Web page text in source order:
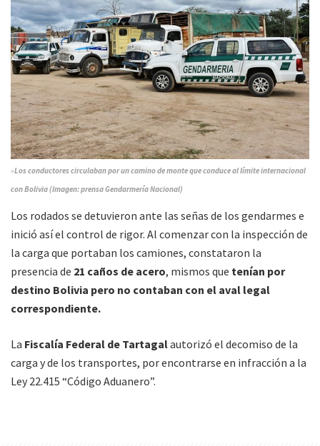
»Los conductores circulaban por un camino de monte que conduce al límite internacional
con Bolivia (Imagen: prensa Gendarmería Nacional)
Los rodados se detuvieron ante las señas de los gendarmes e
inició así el control de rigor. Al comenzar con la inspección de
la carga que portaban los camiones, constataron la
presencia de 21 caños de acero, mismos que tenían por
destino Bolivia pero no contaban con el aval legal
correspondiente.
La Fiscalía Federal de Tartagalautorizó el decomiso de la
carga y de los transportes, por encontrarse en infracción a la
Ley 22.415 “Código Aduanero”.